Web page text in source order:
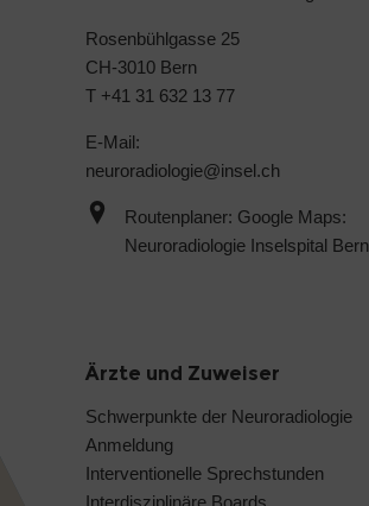
Rosenbühlgasse 25
CH-3010 Bern
T +41 31 632 13 77
E-Mail:
neuroradiologie@insel.ch
Routenplaner: Google Maps:
Neuroradiologie Inselspital Bern
Ärzte und Zuweiser
Schwerpunkte der Neuroradiologie
Anmeldung
Interventionelle Sprechstunden
Interdisziplinäre Boards